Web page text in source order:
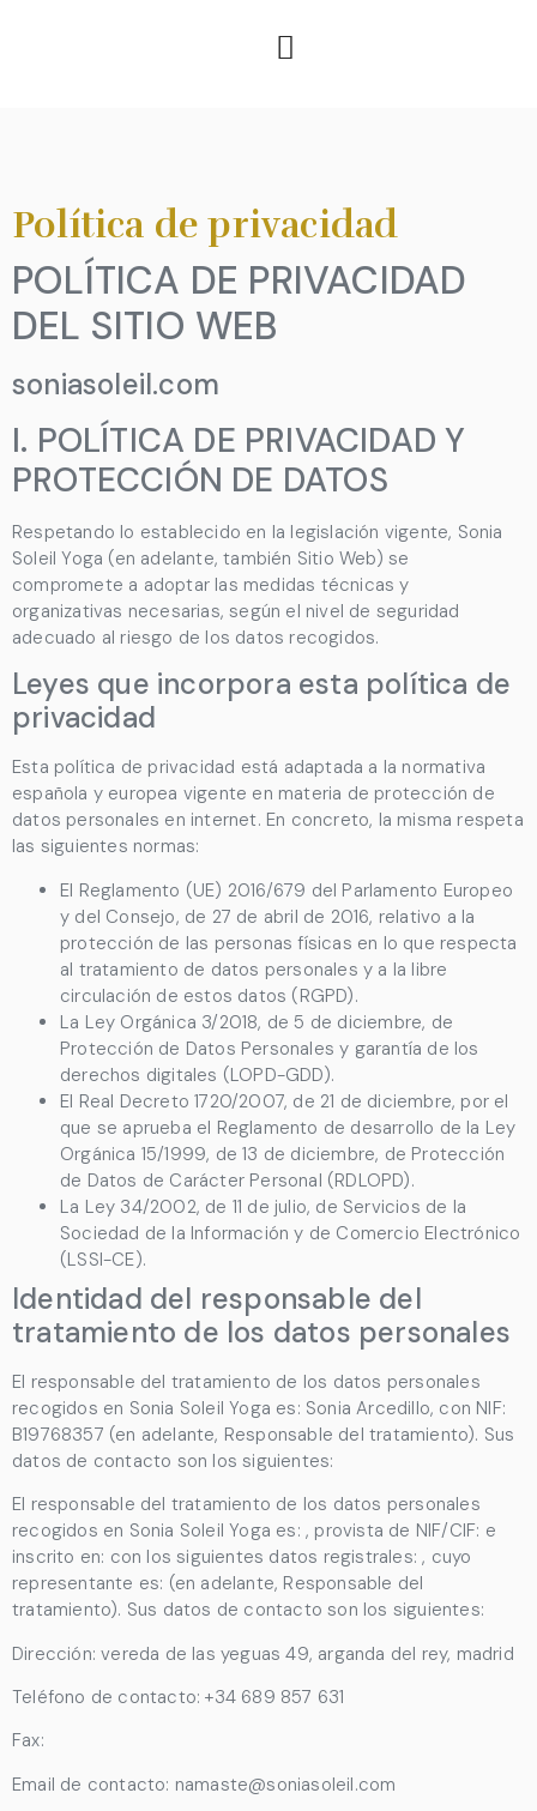
Política de privacidad
POLÍTICA DE PRIVACIDAD
DEL SITIO WEB
soniasoleil.com
I. POLÍTICA DE PRIVACIDAD Y
PROTECCIÓN DE DATOS
Respetando lo establecido en la legislación vigente, Sonia
Soleil Yoga (en adelante, también Sitio Web) se
compromete a adoptar las medidas técnicas y
organizativas necesarias, según el nivel de seguridad
adecuado al riesgo de los datos recogidos.
Leyes que incorpora esta política de
privacidad
Esta política de privacidad está adaptada a la normativa
española y europea vigente en materia de protección de
datos personales en internet. En concreto, la misma respeta
las siguientes normas:
El Reglamento (UE) 2016/679 del Parlamento Europeo
y del Consejo, de 27 de abril de 2016, relativo a la
protección de las personas físicas en lo que respecta
al tratamiento de datos personales y a la libre
circulación de estos datos (RGPD).
La Ley Orgánica 3/2018, de 5 de diciembre, de
Protección de Datos Personales y garantía de los
derechos digitales (LOPD-GDD).
El Real Decreto 1720/2007, de 21 de diciembre, por el
que se aprueba el Reglamento de desarrollo de la Ley
Orgánica 15/1999, de 13 de diciembre, de Protección
de Datos de Carácter Personal (RDLOPD).
La Ley 34/2002, de 11 de julio, de Servicios de la
Sociedad de la Información y de Comercio Electrónico
(LSSI-CE).
Identidad del responsable del
tratamiento de los datos personales
El responsable del tratamiento de los datos personales
recogidos en Sonia Soleil Yoga es: Sonia Arcedillo, con NIF:
B19768357 (en adelante, Responsable del tratamiento). Sus
datos de contacto son los siguientes:
El responsable del tratamiento de los datos personales
recogidos en Sonia Soleil Yoga es: , provista de NIF/CIF: e
inscrito en: con los siguientes datos registrales: , cuyo
representante es: (en adelante, Responsable del
tratamiento). Sus datos de contacto son los siguientes:
Dirección:vereda de las yeguas 49, arganda del rey, madrid
Teléfono de contacto:+34 689 857 631
Fax:
Email de contacto: namaste@soniasoleil.com